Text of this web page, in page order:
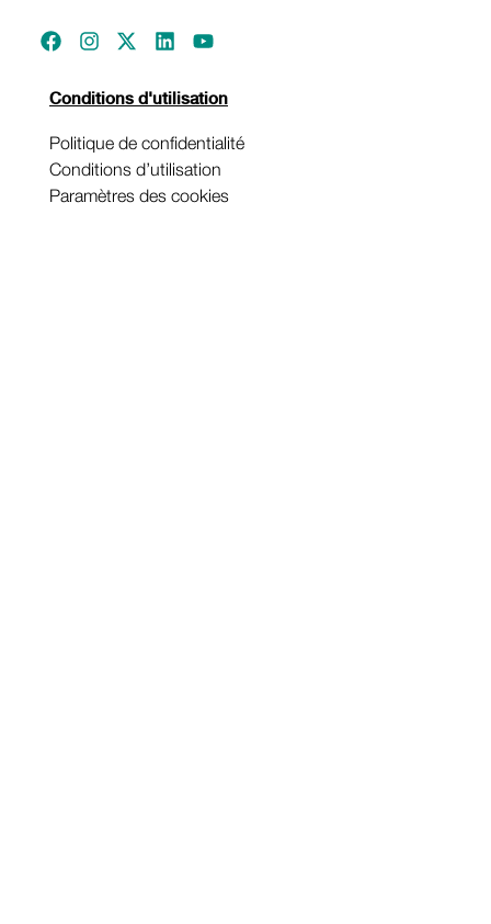
Conditions d'utilisation
Politique de confidentialité
Conditions d’utilisation
Paramètres des cookies